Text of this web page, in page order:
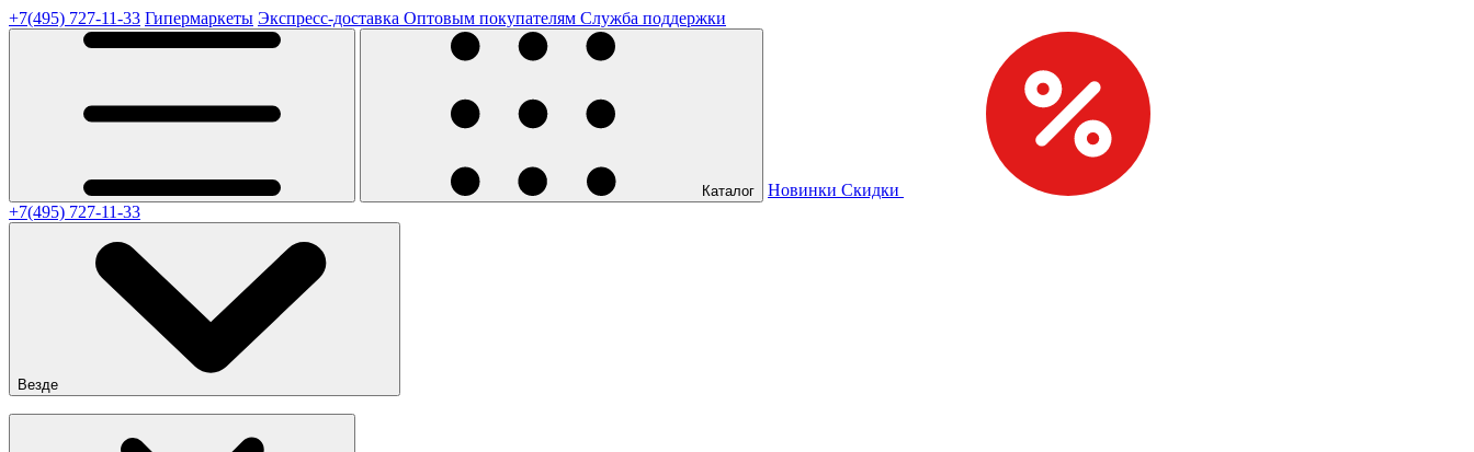
+7(495) 727-11-33 Гипермаркеты Экспресс-доставка Оптовым покупателям Служба поддержки
Каталог Новинки Скидки
+7(495) 727-11-33
Везде